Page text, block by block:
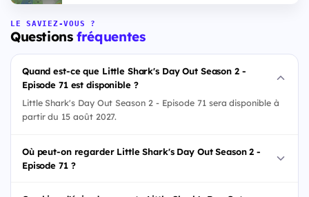
LE SAVIEZ-VOUS ?
Questionsfréquentes
Quand est-ce que Little Shark's Day Out Season 2 -
Episode 71 est disponible ?
Little Shark's Day Out Season 2 - Episode 71 sera disponible à
partir du 15 août 2027.
Où peut-on regarder Little Shark's Day Out Season 2 -
Episode 71 ?